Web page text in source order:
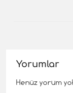
Yorumlar
Henüz yorum